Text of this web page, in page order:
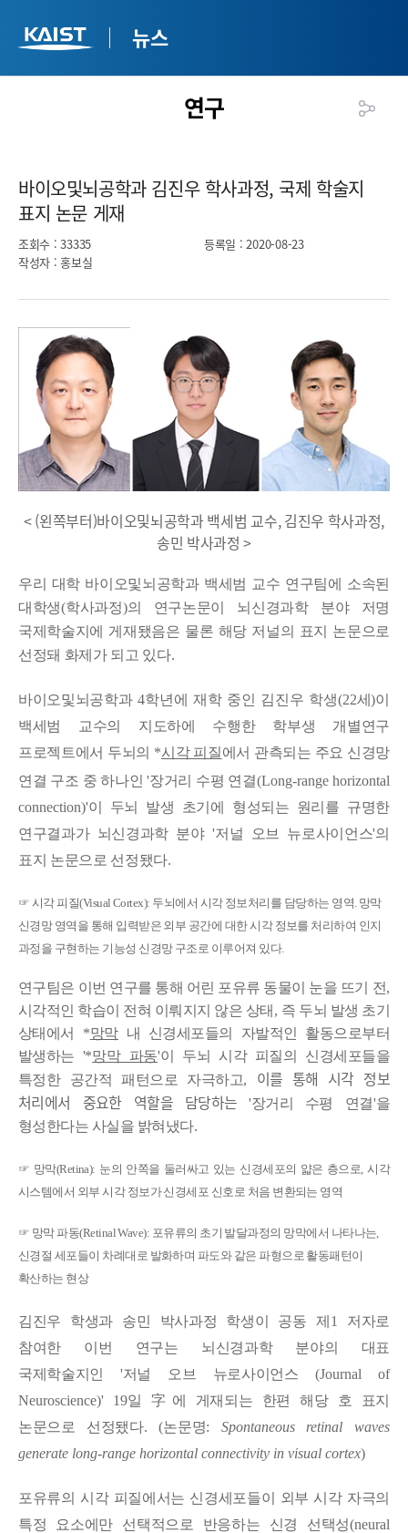
뉴스
연구
바이오및뇌공학과 김진우 학사과정, 국제 학술지
표지 논문 게재​
조회수 : 33335 등록일 : 2020-08-23
작성자 : 홍보실
< (왼쪽부터)바이오및뇌공학과 백세범 교수, 김진우 학사과정,
송민 박사과정 >
우리 대학 바이오및뇌공학과 백세범 교수 연구팀에 소속된
대학생(학사과정)의 연구논문이 뇌신경과학 분야 저명
국제학술지에 게재됐음은 물론 해당 저널의 표지 논문으로
선정돼 화제가 되고 있다.
바이오및뇌공학과4학년에 재학 중인 김진우 학생(22세)이
백세범 교수의 지도하에 수행한 학부생 개별연구
프로젝트에서 두뇌의 *시각 피질에서 관측되는 주요 신경망
연결 구조 중 하나인 '장거리 수평 연결(Long-range horizontal
connection)'이
두뇌 발생 초기에 형성되는 원리를 규명한
연구결과가 뇌신경과학 분야 '저널 오브 뉴로사이언스'의
표지 논문으로 선정됐다.
☞ 시각 피질(Visual Cortex): 두뇌에서 시각 정보처리를 담당하는 영역 망막
신경망 영역을 통해 입력받은 외부 공간에 대한 시각 정보를 처리하여 인지
과정을 구현하는 기능성 신경망 구조로 이루어져 있다.
연구팀은 이번 연구를 통해 어린 포유류 동물이 눈을 뜨기 전,
시각적인 학습이 전혀 이뤄지지 않은 상태 , 즉 두뇌 발생 초기
상태에서 *망막 내 신경세포들의 자발적인 활동으로부터
발생하는 '*망막 파동'이 두뇌 시각 피질의 신경세포들을
특정한 공간적 패턴으로 자극하고, 이를 통해 시각 정보
처리에서 중요한 역할을 담당하는'장거리 수평 연결'을
형성한다는 사실을 밝혀냈다.
☞ 망막(Retina): 눈의 안쪽을 둘러싸고 있는 신경세포의 얇은 층으로 ,시각
시스템에서 외부 시각 정보가 신경세포 신호로 처음 변환되는 영역
☞ 망막 파동(Retinal Wave): 포유류의 초기 발달과정의 망막에서 나타나는
신경절 세포들이 차례대로 발화하며 파도와 같은 파형으로 활동패턴이
확산하는 현상
김진우 학생과 송민 박사과정 학생이 공동 제 1 저자로
참여한 이번 연구는 뇌신경과학 분야의 대표
국제학술지인 '저널 오브 뉴로사이언스 (Journal of
Neuroscience)' 19일字 에 게재되는 한편 해당 호 표지
논문으로 선정됐다. (논문명: Spontaneous retinal waves
generate long-range horizontal connectivity in visual cortex)
포유류의 시각 피질에서는 신경세포들이 외부 시각 자극의
특정 요소에만 선택적으로 반응하는 신경 선택성(neural